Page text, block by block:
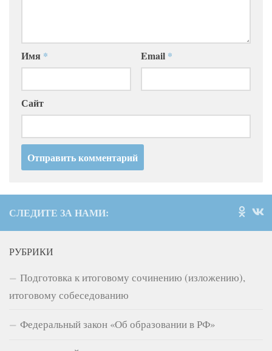
Имя * Email *
Сайт
СЛЕДИТЕ ЗА НАМИ:
РУБРИКИ
Подготовка к итоговому сочинению (изложению),
итоговому собеседованию
Федеральный закон «Об образовании в РФ»